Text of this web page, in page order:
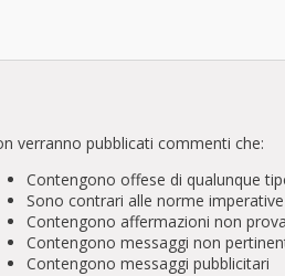
verranno pubblicati commenti che:
Contengono offese di qualunque
Sono contrari alle norme
Contengono affermazioni non
Contengono messaggi non
Contengono messaggi pubblicitari